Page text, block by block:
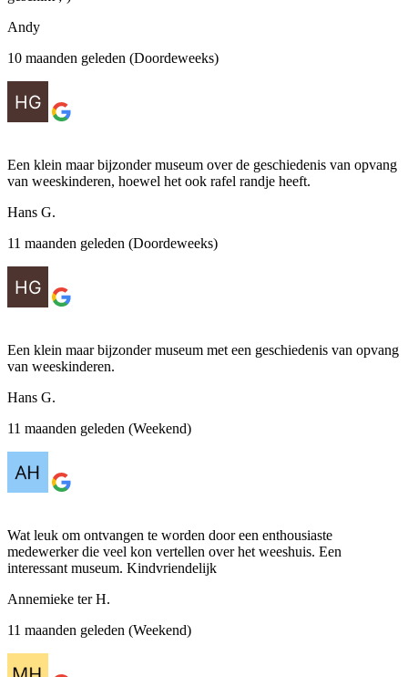
Andy
10 maanden geleden (Doordeweeks)
Een klein maar bijzonder museum over de geschiedenis van opvang
van weeskinderen, hoewel het ook rafel randje heeft.
Hans G.
11 maanden geleden (Doordeweeks)
Een klein maar bijzonder museum met een geschiedenis van opvang
van weeskinderen.
Hans G.
11 maanden geleden (Weekend)
Wat leuk om ontvangen te worden door een enthousiaste
medewerker die veel kon vertellen over het weeshuis. Een
interessant museum. Kindvriendelijk
Annemieke ter H.
11 maanden geleden (Weekend)